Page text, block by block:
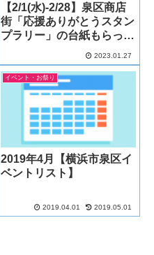
【2/1(水)-2/28】泉区商店
街「応援ありがとうスタン
プラリー」の台紙もらって
2023.01.27
イベント・お祭り
2019年4月【横浜市泉区イ
ベントリスト】
2019.04.01 2019.05.01